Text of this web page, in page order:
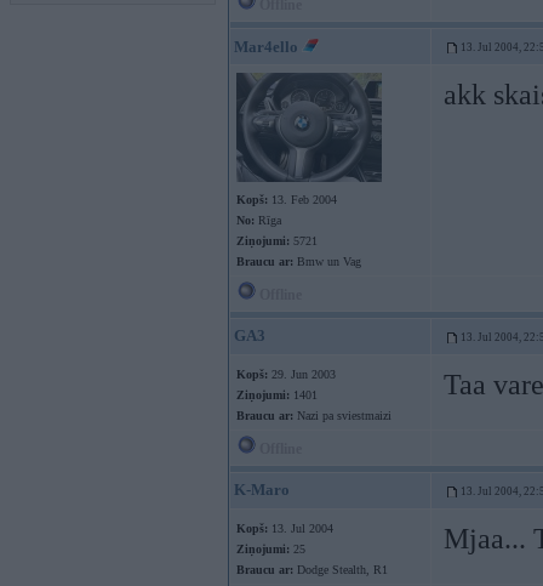
Mar4ello 13. Jul 2004,
Kopš: 13. Feb 2004
No: Rīga
Ziņojumi: 5721
Braucu ar: Bmw un Vag
akk
GA3 13. Jul 2004,
Kopš: 29. Jun 2003
Ziņojumi: 1401
Braucu ar: Nazi pa sviestmaizi
Taa
K-Maro 13. Jul 2004,
Kopš: 13. Jul 2004
Ziņojumi: 25
Braucu ar: Dodge Stealth, R1
Mjaa...